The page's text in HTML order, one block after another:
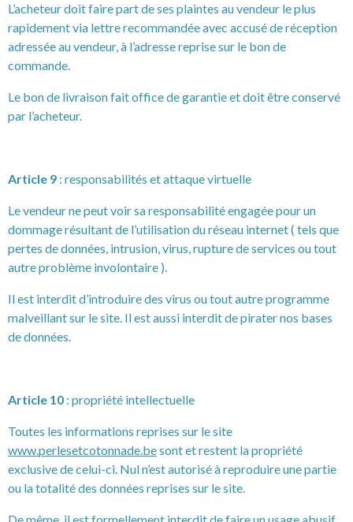
L’acheteur doit faire part de ses plaintes au vendeur le plus
rapidement via lettre recommandée avec accusé de réception
adressée au vendeur, à l’adresse reprise sur le bon de
commande.
Le bon de livraison fait office de garantie et doit être conservé
par l’acheteur.
Article 9 : responsabilités et attaque virtuelle
Le vendeur ne peut voir sa responsabilité engagée pour un
dommage résultant de l’utilisation du réseau internet ( tels que
pertes de données, intrusion, virus, rupture de services ou tout
autre problème involontaire ).
Il est interdit d’introduire des virus ou tout autre programme
malveillant sur le site. Il est aussi interdit de pirater nos bases
de données.
Article 10 : propriété intellectuelle
Toutes les informations reprises sur le site
www.perlesetcotonnade.besont et restent la propriété
exclusive de celui-ci. Nul n’est autorisé à reproduire une partie
ou la totalité des données reprises sur le site.